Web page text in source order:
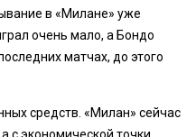
в «Милане» уже
очень мало, а Бондо
матчах, до этого
средств. «Милан» сейчас